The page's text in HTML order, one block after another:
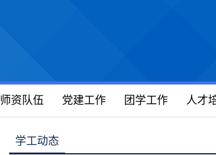
师资队伍 党建工作 团学工作 人才
学工动态